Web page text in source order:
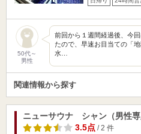
50代～
男性
前回から１週間経過後、今
たので、早速お目当ての「
水…
関連情報から探す
ニューサウナ シャン（男性専
3.5点 / 2 件